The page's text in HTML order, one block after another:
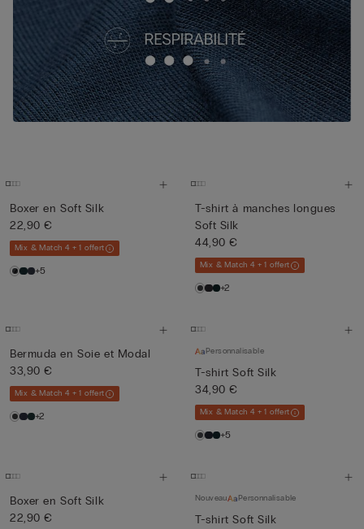
Boxer en Soft Silk
22,90 €
Mix & Match 4 + 1 offert
+5
T-shirt à manches longues
Soft Silk
44,90 €
Mix & Match 4 + 1 offert
+2
Bermuda en Soie et Modal
33,90 €
Mix & Match 4 + 1 offert
+2
Personnalisable
T-shirt Soft Silk
34,90 €
Mix & Match 4 + 1 offert
+5
Boxer en Soft Silk
22,90 €
Nouveau Personnalisable
T-shirt Soft Silk